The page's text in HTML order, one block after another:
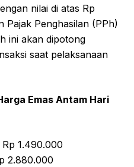
nilai di atas Rp
Pajak Penghasilan (PPh)
ini akan dipotong
saat pelaksanaan
Emas Antam Hari
1.490.000
2.880.000